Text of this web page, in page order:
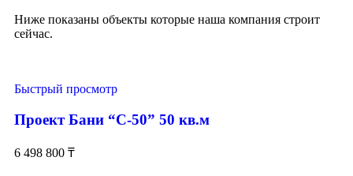
Ниже показаны объекты которые наша компания строит
сейчас.
Быстрый просмотр
Проект Бани “С-50” 50 кв.м
6 498 800 ₸